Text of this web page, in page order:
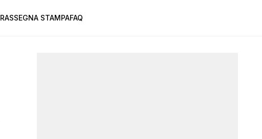
RASSEGNA STAMPAFAQ